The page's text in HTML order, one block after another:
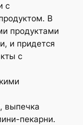
с
В
продуктами
и придется
с
выпечка
пекарни.